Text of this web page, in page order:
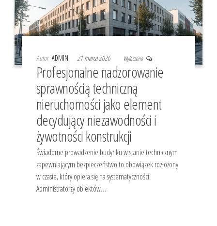
Autor ADMIN 21 marca 2026 Wyłączono
Profesjonalne nadzorowanie
sprawnością techniczną
nieruchomości jako element
decydujący niezawodności i
żywotności konstrukcji
Świadome prowadzenie budynku w stanie technicznym
zapewniającym bezpieczeństwo to obowiązek rozłożony
w czasie, który opiera się na systematyczności.
Administratorzy obiektów…